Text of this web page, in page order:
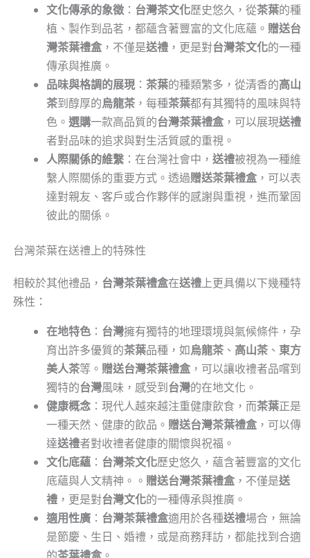
文化傳承的象徵： 台灣茶文化歷史悠久，從茶葉的種
植、製作到品茗，都蘊含著豐富的文化底蘊。 贈送台
灣茶葉禮盒，不僅是送禮，更是對台灣茶文化的一種
傳承與推廣。
品味與格調的展現： 茶葉的種類繁多，從清香的高山
茶到醇厚的烏龍茶，每種茶葉都有其獨特的風味與特
色。 選購一款高品質的台灣茶葉禮盒，可以展現送禮
者對品味的追求與對生活質感的重視。
人際關係的維繫：在台灣社會中， 送禮被視為一種維
繫人際關係的重要方式。透過贈送茶葉禮盒，可以表
達對親友、客戶或合作夥伴的感謝與重視，進而鞏固
彼此的關係。
台灣茶葉在送禮上的特殊性
相較於其他禮品， 台灣茶葉禮盒在送禮上更具備以下幾種特
殊性：
在地特色： 台灣擁有獨特的地理環境與氣候條件，孕
育出許多優質的茶葉品種，如烏龍茶、 高山茶、 東方
美人茶等。 贈送台灣茶葉禮盒，可以讓收禮者品嚐到
獨特的台灣風味，感受到台灣的在地文化。
健康概念：現代人越來越注重健康飲食，而茶葉正是
一種天然、健康的飲品。 贈送台灣茶葉禮盒，可以傳
達送禮者對收禮者健康的關懷與祝福。
文化底蘊： 台灣茶文化歷史悠久，蘊含著豐富的文化
底蘊與人文精神。。 贈送台灣茶葉禮盒，不僅是送
禮，更是對台灣文化的一種傳承與推廣。
適用性廣： 台灣茶葉禮盒適用於各種送禮場合，無論
是節慶、生日、婚禮，或是商務拜訪，都能找到合適